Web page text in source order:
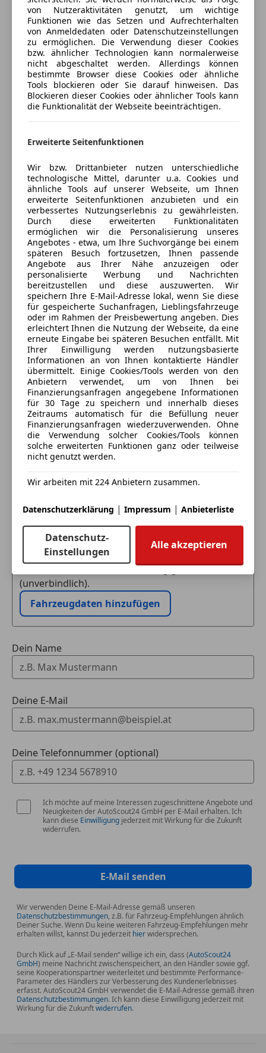
ESP
Fahrerairbag
Isofix
Kopfairbag
LED-Scheinwerfer
Müdigkeitswarnsystem
Notbremsassistent
Reifendruckkontrollsystem
Servolenkung
Tagfahrlicht
Totwinkel-Assistent
Verkehrszeichenerkennung
Zentralverriegelung mit Funkfernbedienung
Extras
Alufelgen
Anhängerkupplung
Dachreling
Schaltwippen
Sportfahrwerk
Sportpaket
Sportsitze
Der Verkäufer haftet nicht für
Tipp.Datenübermittlungsfehler.Irrtümer.Änd
erungen/Zwischenverkauf vorbehalten.
Abgasanlage 2-flutig, Adaptives Bremslicht, Aktive
Motorhaube, Armaturentafel in Ledernachbildung
Artico, Armaturentafel Oberteil in Ledernachbildung
Artico, Außenspiegel asphärisch, links, Außenspiegel
integriert, Chrom-Paket, Design- und
Sportdesign, Einstiegsleisten (AMG),
Fernentriegelung Heckdeckel, Feststellbremse
elektrisch, Fußmatten AMG, Gepäcksicherungsnetz,
Getränkehalter vorn, Getränkehalter vorn (doppelt),
Infotainment-System: Mercedes me connect,
Infotainment-System: Remote Online,
Innenausstattung: Zierteile Aluminium, Innenhimmel
schwarz, Innenraumlicht-Paket, Kühlergrill Diamant-
Optik, Mittelarmlehne hinten mit Fach, Radstand 2873
mm, Reiserechner, Schadstoffarm nach Abgasnorm
Euro 6, Sicherheitsgurte rot, Steckdose (12V-
Anschluß), Stoßfänger Wagenfarbe, Styling-Paket
(AMG / Exterieur), Warnanlage / Statusanzeige für
Sicherheitsgurte im Fond, Ablage-Paket, Air-Balance-
Paket, Anhänger-Stabilisierungs-Programm,
Fahrassistenz-Paket Plus, PRE-SAFE-System Plus,
Fahrassistenz-System: aktiver Park-Assistent,
Parktronic-System PTS (vorn und hinten),
Gepäckraum-Abtrennung (Netz), Heckdeckel öffnen +
schliessen automatisch (Hands-Free-Access-System),
Kraftstofftank: vergrößert, Scheibenwaschanlage
Seitenscheiben hinten und Heckscheibe abgedunkelt,
230V, Surround-System Burmester, Vorrüstung
Mobiltelefon/Handy / Komfort-Telefonie / LTE-fähig
anpassen
Freischaden-Gutschein ab Stufe 0
Auto einfach online versichern & Rabatt holen
Jetzt berechnen
Verkäufer Händler
GD KFZ Fachwerkstätte GmbH
Sternebewertung 4.5 von 5
4,5Sterne
(100% Weiterempfehlungen)
Anbieter auf AutoScout24 seit 2013
Primelstrasse 11
4600 Wels, AT
Kontakt
Marko Kristo
Alle Fahrzeuge des Anbieters
Anbieter kontaktieren
Deine Nachricht
Eintauschwagen: Kaufen und verkaufen in nur einem
Ich möchte mein Auto in Zahlung geben
(unverbindlich).
Fahrzeugdaten hinzufügen
Dein Name
Deine E-Mail
Deine Telefonnummer (optional)
Ich möchte auf meine Interessen zugeschnittene Angebote und
Neuigkeiten der AutoScout24 GmbH per E-Mail erhalten. Ich
kann diese Einwilligung jederzeit mit Wirkung für die Zukunft
widerrufen.
E-Mail senden
Wir verwenden Deine E-Mail-Adresse gemäß unseren
Datenschutzbestimmungen, z.B. für Fahrzeug-Empfehlungen ähnlich
Deiner Suche. Wenn Du keine weiteren Fahrzeug-Empfehlungen mehr
erhalten willst, kannst Du jederzeit hierwidersprechen.
Durch Klick auf „E-Mail senden“ willige ich ein, dass (AutoScout24
GmbH) meine Nachricht zwischenspeichert, an den Händler sowie ggf.
seine Kooperationspartner weiterleitet und bestimmte Performance-
Parameter des Händlers zur Verbesserung des Kundenerlebnisses
erfasst. AutoScout24 GmbH verwendet die E-Mail-Adresse gemäß ihren
Datenschutzbestimmungen. Ich kann diese Einwilligung jederzeit mit
Wirkung für die Zukunftwiderrufen.
von Nutzeraktivitäten genutzt, um wichtige
Funktionen wie das Setzen und Aufrechterhalten
von Anmeldedaten oder Datenschutzeinstellungen
zu ermöglichen. Die Verwendung dieser Cookies
bzw. ähnlicher Technologien kann normalerweise
nicht abgeschaltet werden. Allerdings können
bestimmte Browser diese Cookies oder ähnliche
Tools blockieren oder Sie darauf hinweisen. Das
Blockieren dieser Cookies oder ähnlicher Tools kann
die Funktionalität der Webseite beeinträchtigen.
Erweiterte Seitenfunktionen
Wir bzw. Drittanbieter nutzen unterschiedliche
technologische Mittel, darunter u.a. Cookies und
ähnliche Tools auf unserer Webseite, um Ihnen
erweiterte Seitenfunktionen anzubieten und ein
verbessertes Nutzungserlebnis zu gewährleisten.
Durch diese erweiterten Funktionalitäten
ermöglichen wir die Personalisierung unseres
Angebotes - etwa, um Ihre Suchvorgänge bei einem
späteren Besuch fortzusetzen, Ihnen passende
Angebote aus Ihrer Nähe anzuzeigen oder
personalisierte Werbung und Nachrichten
bereitzustellen und diese auszuwerten. Wir
speichern Ihre E-Mail-Adresse lokal, wenn Sie diese
für gespeicherte Suchanfragen, Lieblingsfahrzeuge
oder im Rahmen der Preisbewertung angeben. Dies
erleichtert Ihnen die Nutzung der Webseite, da eine
erneute Eingabe bei späteren Besuchen entfällt. Mit
Ihrer Einwilligung werden nutzungsbasierte
Informationen an von Ihnen kontaktierte Händler
übermittelt. Einige Cookies/Tools werden von den
Anbietern verwendet, um von Ihnen bei
Finanzierungsanfragen angegebene Informationen
für 30 Tage zu speichern und innerhalb dieses
Zeitraums automatisch für die Befüllung neuer
Finanzierungsanfragen wiederzuverwenden. Ohne
die Verwendung solcher Cookies/Tools können
solche erweiterten Funktionen ganz oder teilweise
nicht genutzt werden.
Wir arbeiten mit 224 Anbietern zusammen.
Datenschutzerklärung | Impressum | Anbieterliste
Datenschutz-
Einstellungen
Alle akzeptieren